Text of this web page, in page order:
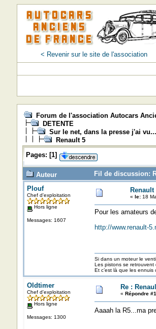
< Revenir sur le site de l'association
Forum de l'association Autocars
DETENTE
Sur le net, dans la presse j'ai vu...
Renault 5
Pages: [1]
Auteur
Fil de discussion:
Plouf
Chef d'exploitation
Hors ligne
Messages: 1607
Renault
« le:18
Pour les amateurs
http://www.renault-
Si dans un moteur le
Les pistons se
Et c’est là que les ennuis
Oldtimer
Chef d'exploitation
Hors ligne
Messages: 1300
Re :
« Répondre
Aaaah la R5...ma